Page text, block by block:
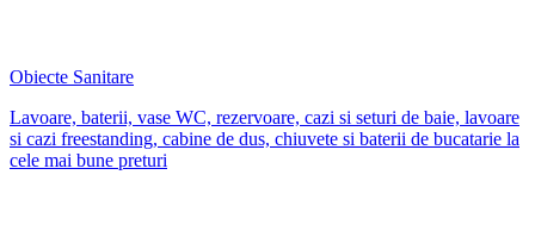
Obiecte Sanitare
Lavoare, baterii, vase WC, rezervoare, cazi si seturi de baie, lavoare
si cazi freestanding, cabine de dus, chiuvete si baterii de bucatarie la
cele mai bune preturi